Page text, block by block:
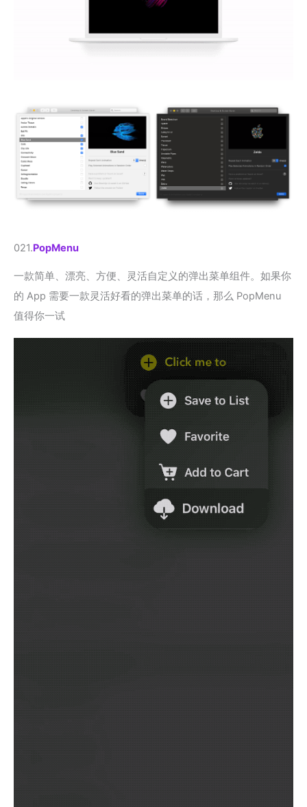
021.PopMenu
一款简单、漂亮、方便、灵活自定义的弹出菜单组件。如果你
的 App 需要一款灵活好看的弹出菜单的话，那么 PopMenu
值得你一试